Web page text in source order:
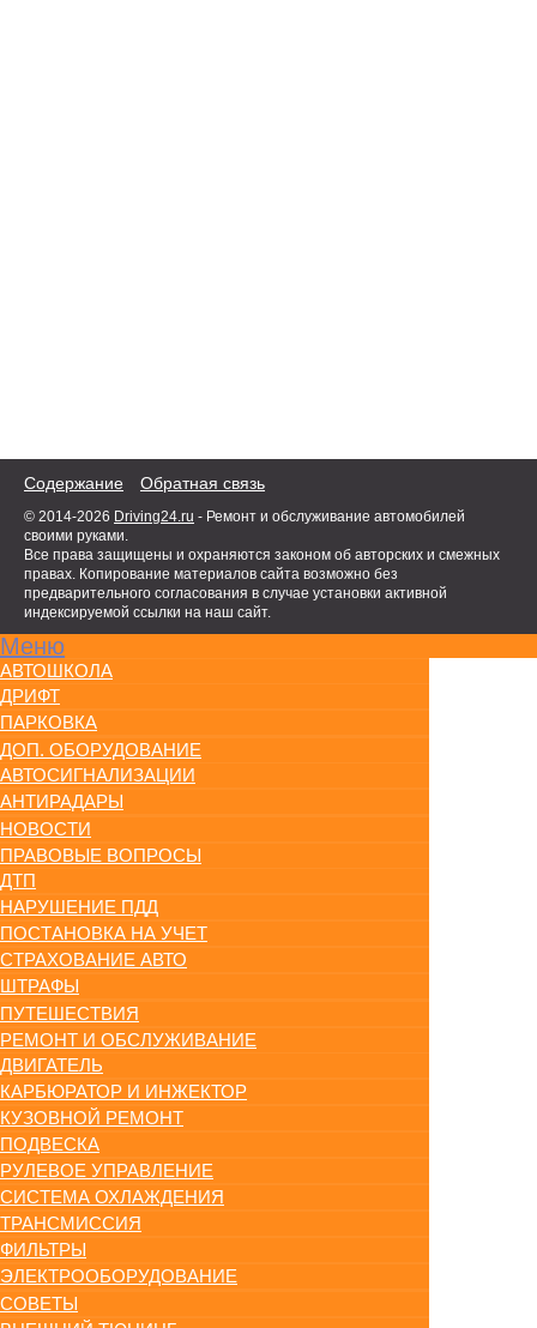
Содержание Обратная связь
© 2014-2026 Driving24.ru - Ремонт и обслуживание автомобилей
своими руками.
Все права защищены и охраняются законом об авторских и смежных
правах. Копирование материалов сайта возможно без
предварительного согласования в случае установки активной
индексируемой ссылки на наш сайт.
Меню
АВТОШКОЛА
ДРИФТ
ПАРКОВКА
ДОП. ОБОРУДОВАНИЕ
АВТОСИГНАЛИЗАЦИИ
АНТИРАДАРЫ
НОВОСТИ
ПРАВОВЫЕ ВОПРОСЫ
ДТП
НАРУШЕНИЕ ПДД
ПОСТАНОВКА НА УЧЕТ
СТРАХОВАНИЕ АВТО
ШТРАФЫ
ПУТЕШЕСТВИЯ
РЕМОНТ И ОБСЛУЖИВАНИЕ
ДВИГАТЕЛЬ
КАРБЮРАТОР И ИНЖЕКТОР
КУЗОВНОЙ РЕМОНТ
ПОДВЕСКА
РУЛЕВОЕ УПРАВЛЕНИЕ
СИСТЕМА ОХЛАЖДЕНИЯ
ТРАНСМИССИЯ
ФИЛЬТРЫ
ЭЛЕКТРООБОРУДОВАНИЕ
СОВЕТЫ